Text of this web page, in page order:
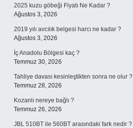
2025 kuzu göbeği Fiyatı Ne Kadar ?
Ağustos 3, 2026
2019 yılı avcılık belgesi harcı ne kadar ?
Ağustos 3, 2026
İç Anadolu Bölgesi kaç ?
Temmuz 30, 2026
Tahliye davası kesinleştikten sonra ne olur ?
Temmuz 28, 2026
Kozanlı nereye bağlı ?
Temmuz 26, 2026
JBL 510BT ile 560BT arasındaki fark nedir ?